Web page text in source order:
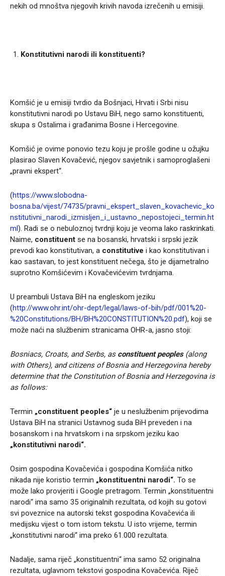
nekih od mnoštva njegovih krivih navoda izrečenih u emisiji.
Konstitutivni narodi ili konstituenti?
Komšić je u emisiji tvrdio da Bošnjaci, Hrvati i Srbi nisu
konstitutivni narodi po Ustavu BiH, nego samo konstituenti,
skupa s Ostalima i građanima Bosne i Hercegovine.
Komšić je ovime ponovio tezu koju je prošle godine u ožujku
plasirao Slaven Kovačević, njegov savjetnik i samoproglašeni
„pravni ekspert“.
(https://www.slobodna-
bosna.ba/vijest/74735/pravni_ekspert_slaven_kovachevic_ko
nstitutivni_narodi_izmisljen_i_ustavno_nepostojeci_termin.ht
ml). Radi se o nebuloznoj tvrdnji koju je veoma lako raskrinkati.
Naime, constituent se na bosanski, hrvatski i srpski jezik
prevodi kao konstitutivan, a constitutive i kao konstitutivan i
kao sastavan, to jest konstituent nečega, što je dijametralno
suprotno Komšićevim i Kovačevićevim tvrdnjama.
U preambuli Ustava BiH na engleskom jeziku
(http://www.ohr.int/ohr-dept/legal/laws-of-bih/pdf/001%20-
%20Constitutions/BH/BH%20CONSTITUTION%20.pdf), koji se
može naći na službenim stranicama OHR-a, jasno stoji:
Bosniacs, Croats, and Serbs, as constituent peoples(along
with Others), and citizens of Bosnia and Herzegovina hereby
determine that the Constitution of Bosnia and Herzegovina is
as follows:
Termin „constituent peoples“ je u neslužbenim prijevodima
Ustava BiH na stranici Ustavnog suda BiH preveden i na
bosanskom i na hrvatskom i na srpskom jeziku kao
„konstitutivni narodi“.
Osim gospodina Kovačevića i gospodina Komšića nitko
nikada nije koristio termin „konstituentni narodi“. To se
može lako provjeriti i Google pretragom. Termin „konstituentni
narodi“ ima samo 35 originalnih rezultata, od kojih su gotovi
svi poveznice na autorski tekst gospodina Kovačevića ili
medijsku vijest o tom istom tekstu. U isto vrijeme, termin
„konstitutivni narodi“ ima preko 61.000 rezultata.
Nadalje, sama riječ „konstituentni“ ima samo 52 originalna
rezultata, uglavnom tekstovi gospodina Kovačevića. Riječ